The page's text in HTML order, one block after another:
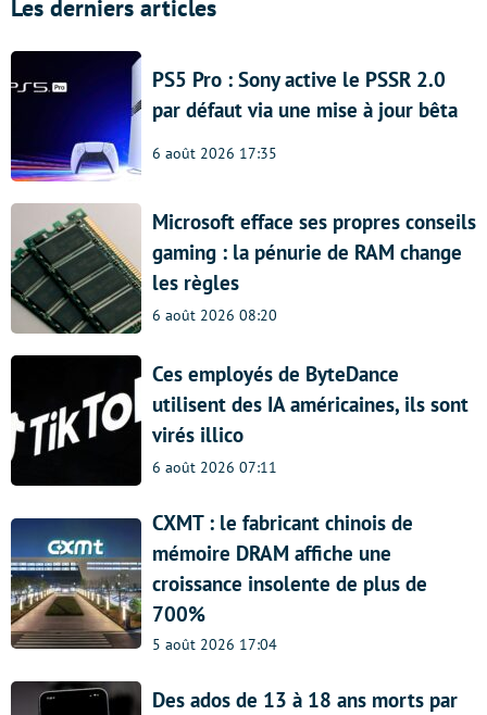
Les derniers articles
PS5 Pro : Sony active le PSSR 2.0
par défaut via une mise à jour bêta
6 août 2026 17:35
Microsoft efface ses propres conseils
gaming : la pénurie de RAM change
les règles
6 août 2026 08:20
Ces employés de ByteDance
utilisent des IA américaines, ils sont
virés illico
6 août 2026 07:11
CXMT : le fabricant chinois de
mémoire DRAM affiche une
croissance insolente de plus de
700%
5 août 2026 17:04
Des ados de 13 à 18 ans morts par